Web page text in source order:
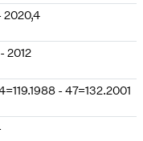
2020,4
2012
- 47=132.2001